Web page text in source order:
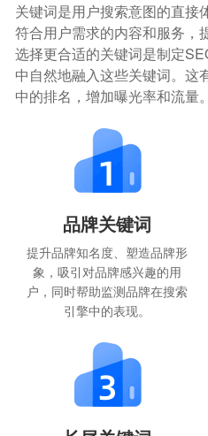
关键词是用户搜索意图的直接
符合用户需求的内容和服务，
选择更合适的关键词是制定
中自然地融入这些关键词。这
中的排名，增加曝光率和流量。
品牌关键词
提升品牌知名度、塑造品牌形
象，吸引对品牌感兴趣的用
户，同时帮助监测品牌在搜索
引擎中的表现。